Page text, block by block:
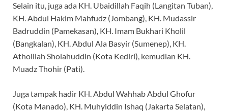
Selain itu, juga ada KH. Ubaidillah Faqih (Langitan Tuban),
KH. Abdul Hakim Mahfudz (Jombang), KH. Mudassir
Badruddin (Pamekasan), KH. Imam Bukhari Kholil
(Bangkalan), KH. Abdul Ala Basyir (Sumenep), KH.
Athoillah Sholahuddin (Kota Kediri), kemudian KH.
Muadz Thohir (Pati).
Juga tampak hadir KH. Abdul Wahhab Abdul Ghofur
(Kota Manado), KH. Muhyiddin Ishaq (Jakarta Selatan),